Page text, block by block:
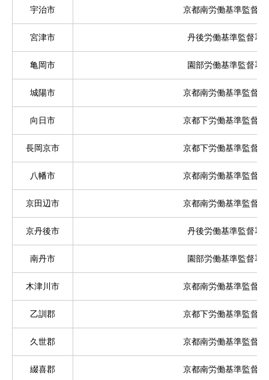
宇治市 京都南労働基準監督署
宮津市 丹後労働基準監督署
亀岡市 園部労働基準監督署
城陽市 京都南労働基準監督署
向日市 京都下労働基準監督署
長岡京市 京都下労働基準監督署
八幡市 京都南労働基準監督署
京田辺市 京都南労働基準監督署
京丹後市 丹後労働基準監督署
南丹市 園部労働基準監督署
木津川市 京都南労働基準監督署
乙訓郡 京都下労働基準監督署
久世郡 京都南労働基準監督署
綴喜郡 京都南労働基準監督署